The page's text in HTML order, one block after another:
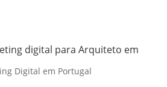
digital para Arquiteto em
Digital em Portugal